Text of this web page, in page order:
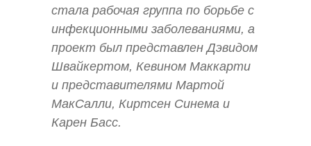
стала рабочая группа по борьбе с
инфекционными заболеваниями, а
проект был представлен Дэвидом
Швайкертом, Кевином Маккарти
и представителями Мартой
МакСалли, Киртсен Синема и
Карен Басс.